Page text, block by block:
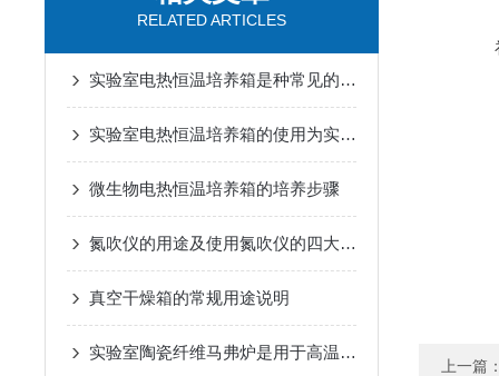
RELATED ARTICLES
实验室电热恒温培养箱是种常见的实验设备
实验室电热恒温培养箱的使用为实验提供了一个稳定的环境
微生物电热恒温培养箱的培养步骤
氮吹仪的用途及使用氮吹仪的四大优势
真空干燥箱的常规用途说明
实验室陶瓷纤维马弗炉是用于高温实验的加热设备
上一篇